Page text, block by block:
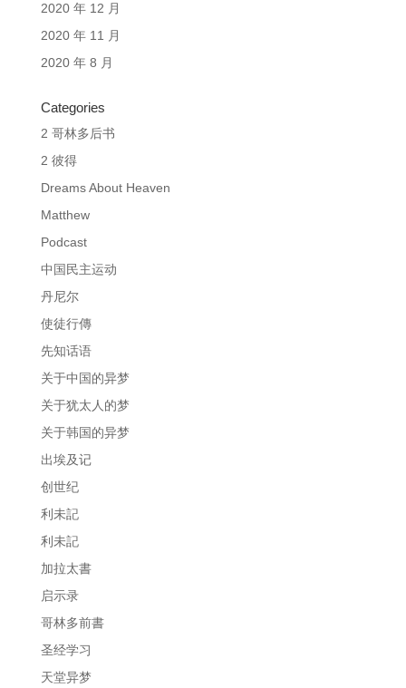
2020 年 12 月
2020 年 11 月
2020 年 8 月
Categories
2 哥林多后书
2 彼得
Dreams About Heaven
Matthew
Podcast
中国民主运动
丹尼尔
使徒行傳
先知话语
关于中国的异梦
关于犹太人的梦
关于韩国的异梦
出埃及记
创世纪
利未記
利未記
加拉太書
启示录
哥林多前書
圣经学习
天堂异梦